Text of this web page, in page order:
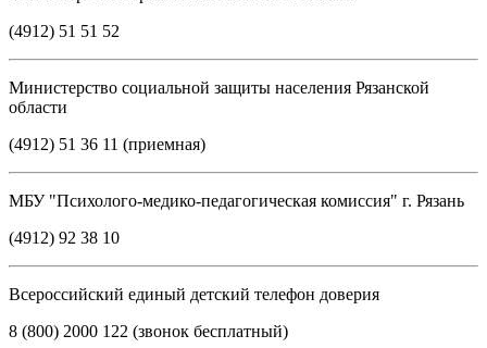
(4912) 51 51 52
Министерство социальной защиты населения Рязанской
области
(4912) 51 36 11 (приемная)
МБУ "Психолого-медико-педагогическая комиссия" г. Рязань
(4912) 92 38 10
Всероссийский единый детский телефон доверия
8 (800) 2000 122 (звонок бесплатный)